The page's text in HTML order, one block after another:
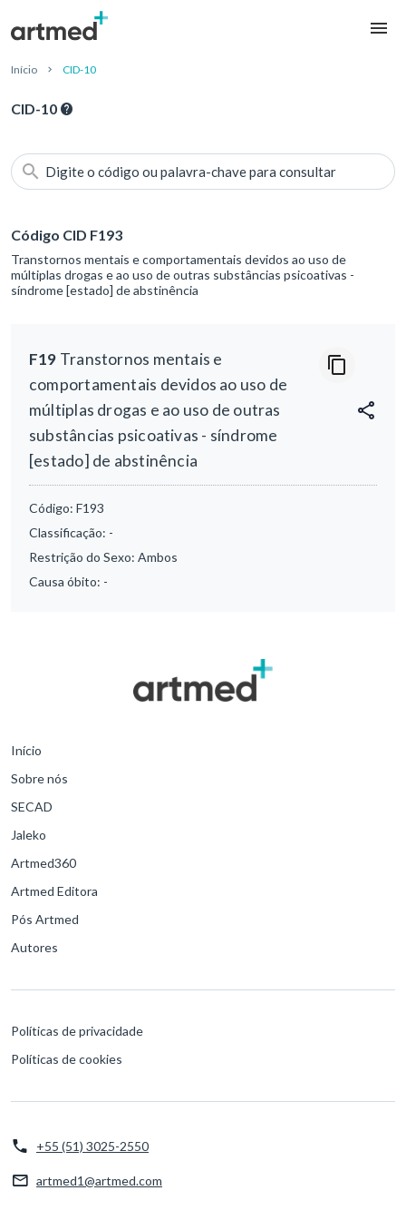
Início CID-10
CID-10
Digite o código ou palavra-chave para consultar
Código CID F193
Transtornos mentais e comportamentais devidos ao uso de
múltiplas drogas e ao uso de outras substâncias psicoativas -
síndrome [estado] de abstinência
F19 Transtornos mentais e
comportamentais devidos ao uso de
múltiplas drogas e ao uso de outras
substâncias psicoativas - síndrome
[estado] de abstinência
Código: F193
Classificação: -
Restrição do Sexo: Ambos
Causa óbito: -
Início
Sobre nós
SECAD
Jaleko
Artmed360
Artmed Editora
Pós Artmed
Autores
Políticas de privacidade
Políticas de cookies
+55 (51) 3025-2550
artmed1@artmed.com